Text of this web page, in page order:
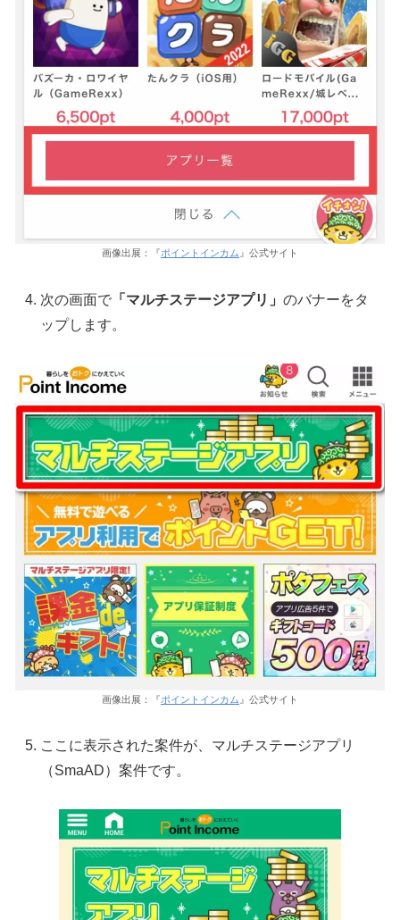
画像出展：『ポイントインカム 』公式サイト
次の画面で 「マルチステージアプリ」のバナーをタ
ップします。
画像出展：『ポイントインカム 』公式サイト
ここに表示された案件が、マルチステージアプリ
（SmaAD）案件です。